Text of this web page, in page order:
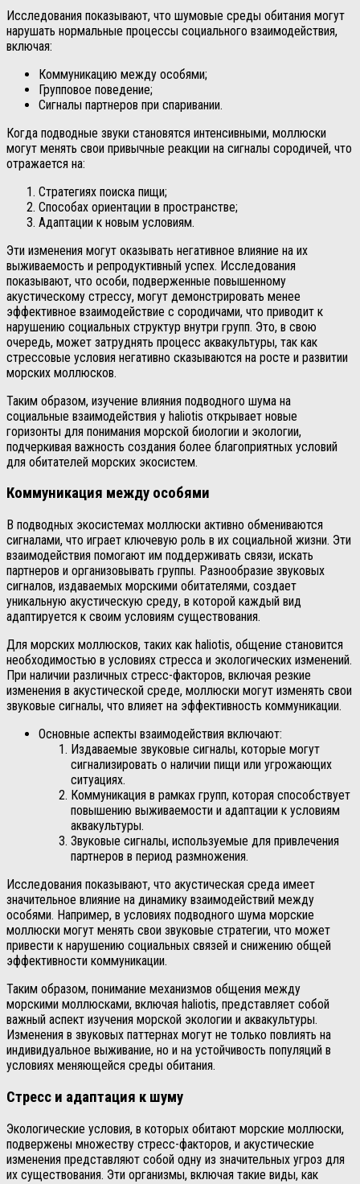
Исследования показывают, что шумовые среды обитания могут
нарушать нормальные процессы социального взаимодействия,
включая:
Коммуникацию между особями;
Групповое поведение;
Сигналы партнеров при спаривании.
Когда подводные звуки становятся интенсивными, моллюски
могут менять свои привычные реакции на сигналы сородичей, что
отражается на:
Стратегиях поиска пищи;
Способах ориентации в пространстве;
Адаптации к новым условиям.
Эти изменения могут оказывать негативное влияние на их
выживаемость и репродуктивный успех. Исследования
показывают, что особи, подверженные повышенному
акустическому стрессу, могут демонстрировать менее
эффективное взаимодействие с сородичами, что приводит к
нарушению социальных структур внутри групп. Это, в свою
очередь, может затруднять процесс аквакультуры, так как
стрессовые условия негативно сказываются на росте и развитии
морских моллюсков.
Таким образом, изучение влияния подводного шума на
социальные взаимодействия у haliotis открывает новые
горизонты для понимания морской биологии и экологии,
подчеркивая важность создания более благоприятных условий
для обитателей морских экосистем.
Коммуникация между особями
В подводных экосистемах моллюски активно обмениваются
сигналами, что играет ключевую роль в их социальной жизни. Эти
взаимодействия помогают им поддерживать связи, искать
партнеров и организовывать группы. Разнообразие звуковых
сигналов, издаваемых морскими обитателями, создает
уникальную акустическую среду, в которой каждый вид
адаптируется к своим условиям существования.
Для морских моллюсков, таких как haliotis, общение становится
необходимостью в условиях стресса и экологических изменений.
При наличии различных стресс-факторов, включая резкие
изменения в акустической среде, моллюски могут изменять свои
звуковые сигналы, что влияет на эффективность коммуникации.
Основные аспекты взаимодействия включают:
Издаваемые звуковые сигналы, которые могут
сигнализировать о наличии пищи или угрожающих
ситуациях.
Коммуникация в рамках групп, которая способствует
повышению выживаемости и адаптации к условиям
аквакультуры.
Звуковые сигналы, используемые для привлечения
партнеров в период размножения.
Исследования показывают, что акустическая среда имеет
значительное влияние на динамику взаимодействий между
особями. Например, в условиях подводного шума морские
моллюски могут менять свои звуковые стратегии, что может
привести к нарушению социальных связей и снижению общей
эффективности коммуникации.
Таким образом, понимание механизмов общения между
морскими моллюсками, включая haliotis, представляет собой
важный аспект изучения морской экологии и аквакультуры.
Изменения в звуковых паттернах могут не только повлиять на
индивидуальное выживание, но и на устойчивость популяций в
условиях меняющейся среды обитания.
Стресс и адаптация к шуму
Экологические условия, в которых обитают морские моллюски,
подвержены множеству стресс-факторов, и акустические
изменения представляют собой одну из значительных угроз для
их существования. Эти организмы, включая такие виды, как